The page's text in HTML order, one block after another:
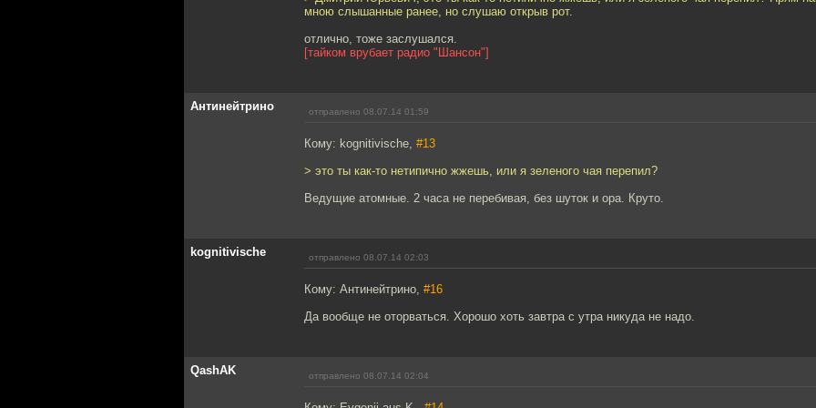
мною слышанные ранее, но слушаю открыв рот.
отлично, тоже заслушался.
[тайком врубает радио "Шансон"]
Антинейтрино отправлено 08.07.14 01:59
Кому: kognitivische, #13
> это ты как-то нетипично жжешь, или я зеленого чая перепил?
Ведущие атомные. 2 часа не перебивая, без шуток и ора. Круто.
kognitivische отправлено 08.07.14 02:03
Кому: Антинейтрино, #16
Да вообще не оторваться. Хорошо хоть завтра с утра никуда не надо.
QashAK отправлено 08.07.14 02:04